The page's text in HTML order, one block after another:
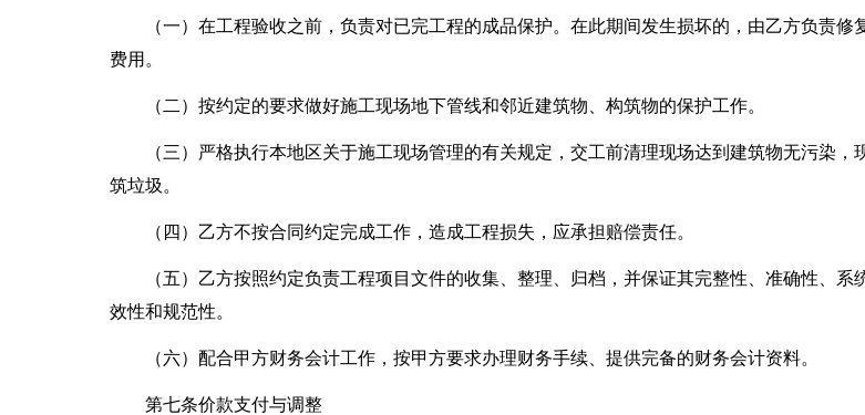
（一）在工程验收之前，负责对已完工程的成品保护。在此期间发生损坏的，由乙方负责修
费用。
（二）按约定的要求做好施工现场地下管线和邻近建筑物、构筑物的保护工作。
（三）严格执行本地区关于施工现场管理的有关规定，交工前清理现场达到建筑物无污染，
筑垃圾。
（四）乙方不按合同约定完成工作，造成工程损失，应承担赔偿责任。
（五）乙方按照约定负责工程项目文件的收集、整理、归档，并保证其完整性、准确性、系
效性和规范性。
（六）配合甲方财务会计工作，按甲方要求办理财务手续、提供完备的财务会计资料。
第七条价款支付与调整